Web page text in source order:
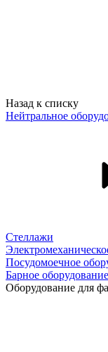
Назад к списку
Нейтральное
Стеллажи
Посудомоечное
Барное оборудование
Оборудование для